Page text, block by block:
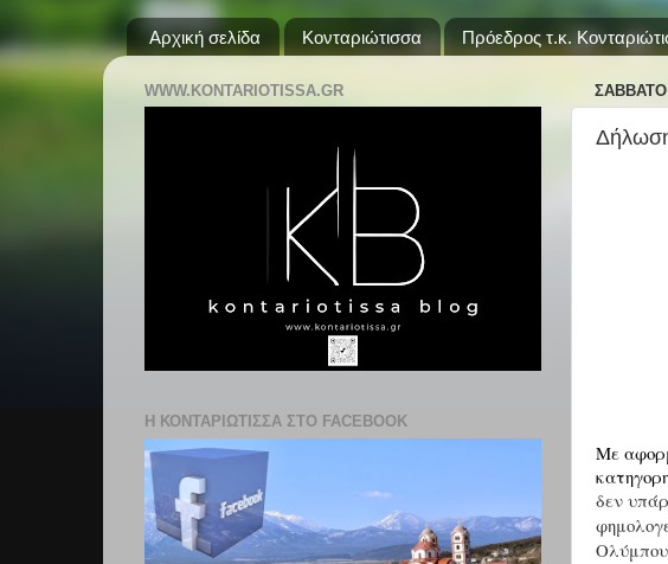
Αρχική σελίδα Κονταριώτισσα Πρόεδρος τ.κ.
ΣΆΒΒΑΤΟ
Με
δεν
WWW.KONTARIOTISSA.GR
Η ΚΟΝΤΑΡΙΩΤΙΣΣΑ ΣΤΟ FACEBOOK